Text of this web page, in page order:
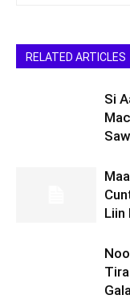
RELATED ARTICLES
Si
Liin